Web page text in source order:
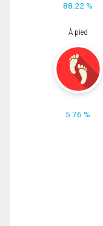
88.22 %
À pied
5.76 %